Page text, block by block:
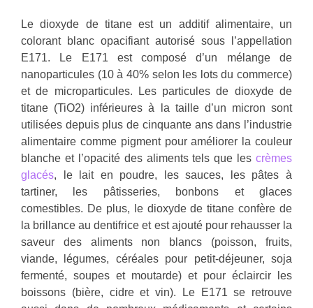
Le dioxyde de titane est un additif alimentaire, un
colorant blanc opacifiant autorisé sous l’appellation
E171. Le E171 est composé d’un mélange de
nanoparticules (10 à 40% selon les lots du commerce)
et de microparticules. Les particules de dioxyde de
titane (TiO2) inférieures à la taille d’un micron sont
utilisées depuis plus de cinquante ans dans l’industrie
alimentaire comme pigment pour améliorer la couleur
blanche et l’opacité des aliments tels que les crèmes
glacés, le lait en poudre, les sauces, les pâtes à
tartiner, les pâtisseries, bonbons et glaces
comestibles. De plus, le dioxyde de titane confère de
la brillance au dentifrice et est ajouté pour rehausser la
saveur des aliments non blancs (poisson, fruits,
viande, légumes, céréales pour petit-déjeuner, soja
fermenté, soupes et moutarde) et pour éclaircir les
boissons (bière, cidre et vin). Le E171 se retrouve